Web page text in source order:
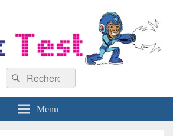
Recherche :
Rechercher
Menu